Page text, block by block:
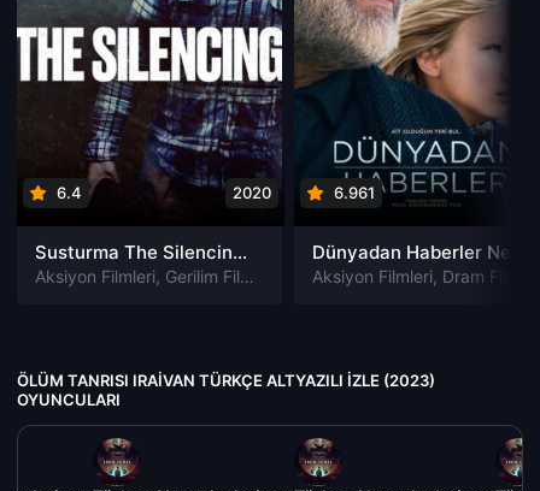
6.4 2020
Susturma The Silencing izle
Aksiyon Filmleri, Gerilim Filmleri Gizem Filmleri,Suç Filmleri
6.961
Aksiyon Filmleri, Dram Filmleri
ÖLÜM TANRISI IRAIVAN TÜRKÇE ALTYAZILI IZLE (2023)
OYUNCULARI